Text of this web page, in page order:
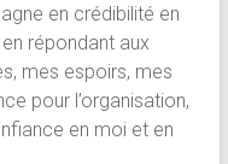
en crédibilité en
répondant aux
mes espoirs, mes
pour l’organisation,
en moi et en